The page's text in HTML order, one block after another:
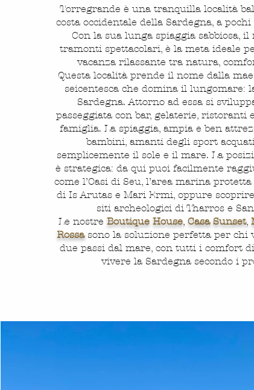
Torregrande è una tranquilla località
costa occidentale della Sardegna, a
Con la sua lunga spiaggia sabbiosa,
tramonti spettacolari, è la meta ideale
vacanza rilassante tra natura,
Questa località prende il nome dalla
seicentesca che domina il lungomare:
Sardegna. Attorno ad essa si
passeggiata con bar, gelaterie, ristoranti
famiglia. La spiaggia, ampia e ben
bambini, amanti degli sport
semplicemente il sole e il mare. La
è strategica: da qui puoi facilmente
come l’Oasi di Seu, l’area marina
di Is Arutas e Mari Ermi, oppure
siti archeologici di Tharros e
Le nostreBoutique House, Casa Sunset,
Rossa sono la soluzione perfetta per chi
due passi dal mare, con tutti i comfort
vivere la Sardegna secondo i